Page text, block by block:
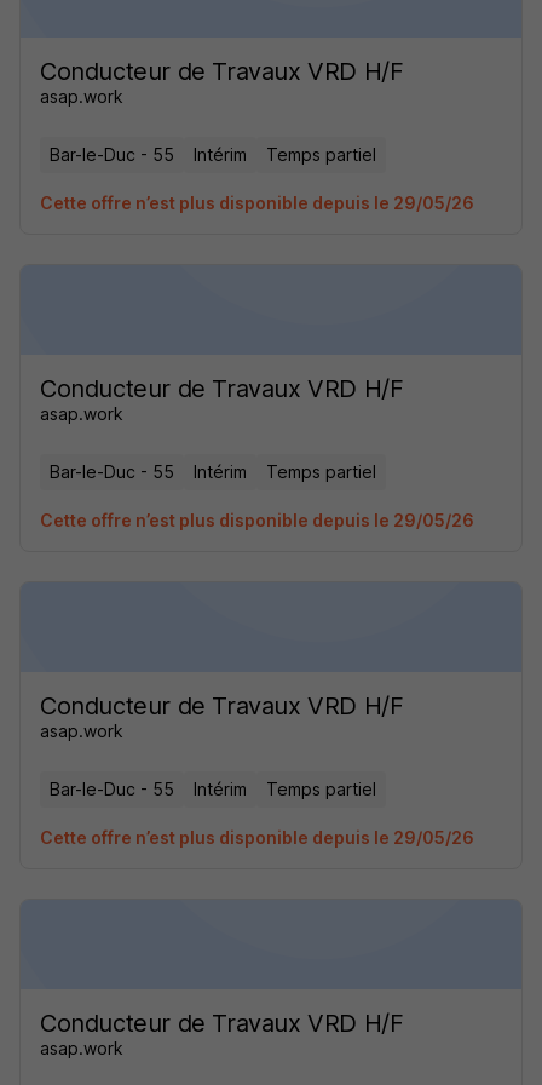
Conducteur de Travaux VRD H/F
asap.work
Bar-le-Duc - 55 Intérim Temps partiel
Cette offre n’est plus disponible depuis le 29/05/26
Conducteur de Travaux VRD H/F
asap.work
Bar-le-Duc - 55 Intérim Temps partiel
Cette offre n’est plus disponible depuis le 29/05/26
Conducteur de Travaux VRD H/F
asap.work
Bar-le-Duc - 55 Intérim Temps partiel
Cette offre n’est plus disponible depuis le 29/05/26
Conducteur de Travaux VRD H/F
asap.work